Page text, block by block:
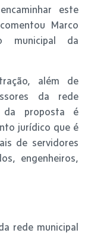
este
Marco
municipal da
além de
da rede
da proposta é
jurídico que é
de servidores
engenheiros,
rede municipal